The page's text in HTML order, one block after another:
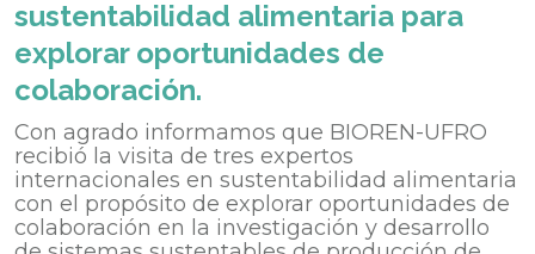
sustentabilidad alimentaria para
explorar oportunidades de
colaboración.
Con agrado informamos que BIOREN-UFRO
recibió la visita de tres expertos
internacionales en sustentabilidad alimentaria
con el propósito de explorar oportunidades de
colaboración en la investigación y desarrollo